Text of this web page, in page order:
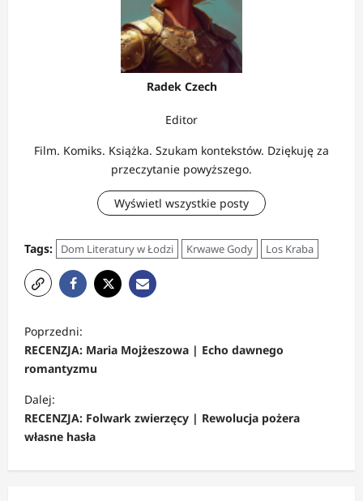
Radek Czech
Editor
Film. Komiks. Książka. Szukam kontekstów. Dziękuję za
przeczytanie powyższego.
Wyświetl wszystkie posty
Tags: Dom Literatury w Łodzi Krwawe Gody Los Kraba
o
b
a
c
z
w
Poprzedni:
RECENZJA: Maria Mojżeszowa | Echo dawnego
romantyzmu
Dalej:
RECENZJA: Folwark zwierzęcy | Rewolucja pożera
własne hasła